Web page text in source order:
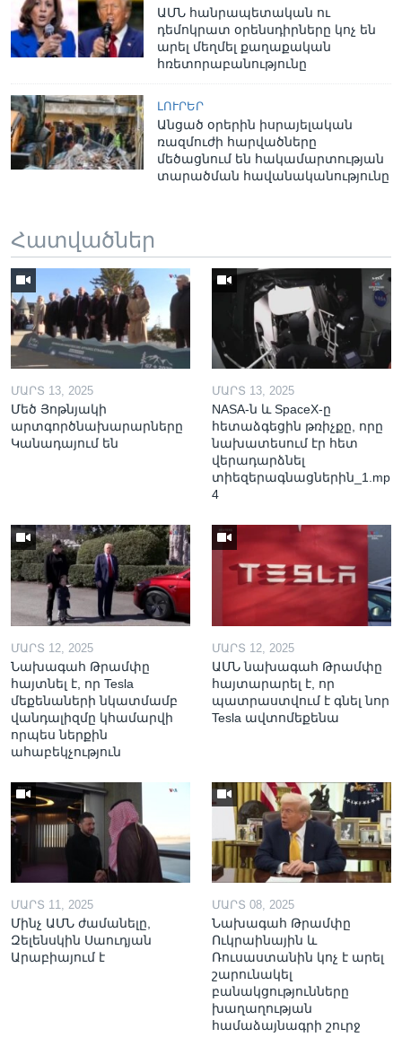
ԱՄՆ հանրապետական ու
դեմոկրատ օրենսդիրները կոչ են
արել մեղմել քաղաքական
հռետորաբանությունը
ԼՈՒՐԵՐ
Անցած օրերին իսրայելական
ռազմուժի հարվածները
մեծացնում են հակամարտության
տարածման հավանականությունը
Հատվածներ
ՄԱՐՏ 13, 2025
Մեծ Յոթնյակի
արտգործնախարարները
Կանադայում են
ՄԱՐՏ 13, 2025
NASA-ն և SpaceX-ը
հետաձգեցին թռիչքը, որը
նախատեսում էր հետ
վերադարձնել
տիեզերագնացներին_1.mp
4
ՄԱՐՏ 12, 2025
Նախագահ Թրամփը
հայտնել է, որ Tesla
մեքենաների նկատմամբ
վանդալիզմը կհամարվի
որպես ներքին
ահաբեկչություն
ՄԱՐՏ 12, 2025
ԱՄՆ նախագահ Թրամփը
հայտարարել է, որ
պատրաստվում է գնել նոր
Tesla ավտոմեքենա
ՄԱՐՏ 11, 2025
Մինչ ԱՄՆ ժամանելը,
Զելենսկին Սաուդյան
Արաբիայում է
ՄԱՐՏ 08, 2025
Նախագահ Թրամփը
Ուկրաինային և
Ռուսաստանին կոչ է արել
շարունակել
բանակցությունները
խաղաղության
համաձայնագրի շուրջ